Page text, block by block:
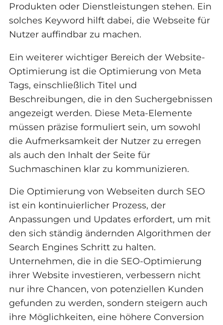
Produkten oder Dienstleistungen stehen. Ein
solches Keyword hilft dabei, die Webseite für
Nutzer auffindbar zu machen.
Ein weiterer wichtiger Bereich der Website-
Optimierung ist die Optimierung von Meta
Tags, einschließlich Titel und
Beschreibungen, die in den Suchergebnissen
angezeigt werden. Diese Meta-Elemente
müssen präzise formuliert sein, um sowohl
die Aufmerksamkeit der Nutzer zu erregen
als auch den Inhalt der Seite für
Suchmaschinen klar zu kommunizieren.
Die Optimierung von Webseiten durch SEO
ist ein kontinuierlicher Prozess, der
Anpassungen und Updates erfordert, um mit
den sich ständig ändernden Algorithmen der
Search Engines Schritt zu halten.
Unternehmen, die in die SEO-Optimierung
ihrer Website investieren, verbessern nicht
nur ihre Chancen, von potenziellen Kunden
gefunden zu werden, sondern steigern auch
ihre Möglichkeiten, eine höhere Conversion